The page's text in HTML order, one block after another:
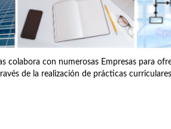
colabora con numerosas Empresas para
de la realización de prácticas